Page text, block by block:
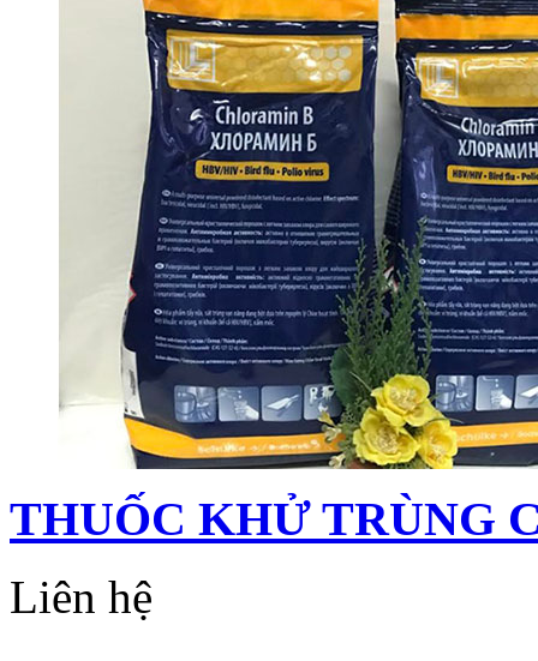
THUỐC KHỬ TRÙNG
Liên hệ